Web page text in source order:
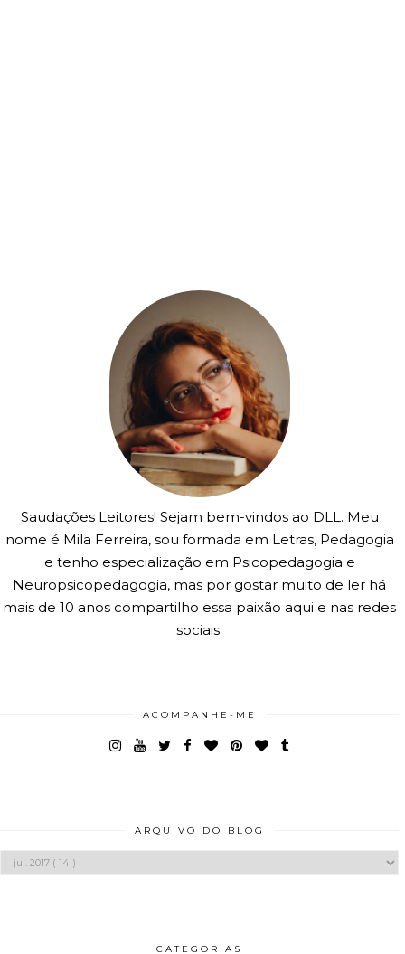
Saudações Leitores! Sejam bem-vindos ao DLL. Meu
nome é Mila Ferreira, sou formada em Letras, Pedagogia
e tenho especialização em Psicopedagogia e
Neuropsicopedagogia, mas por gostar muito de ler há
mais de 10 anos compartilho essa paixão aqui e nas redes
sociais.
ACOMPANHE-ME
ARQUIVO DO BLOG
CATEGORIAS